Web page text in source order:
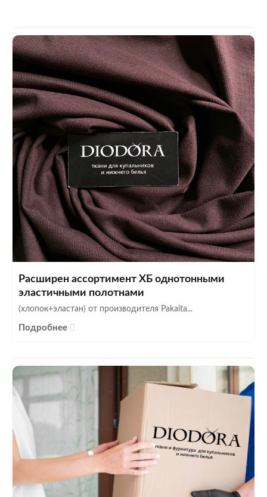
Расширен ассортимент ХБ однотонными
эластичными полотнами
(хлопок+эластан) от производителя Pakaita...
Подробнее